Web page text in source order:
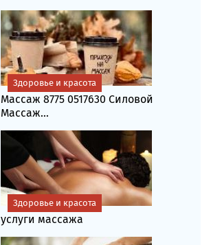
Массаж 8775 0517630 Силовой
Массаж...
Здоровье и красота
услуги массажа
Здоровье и красота